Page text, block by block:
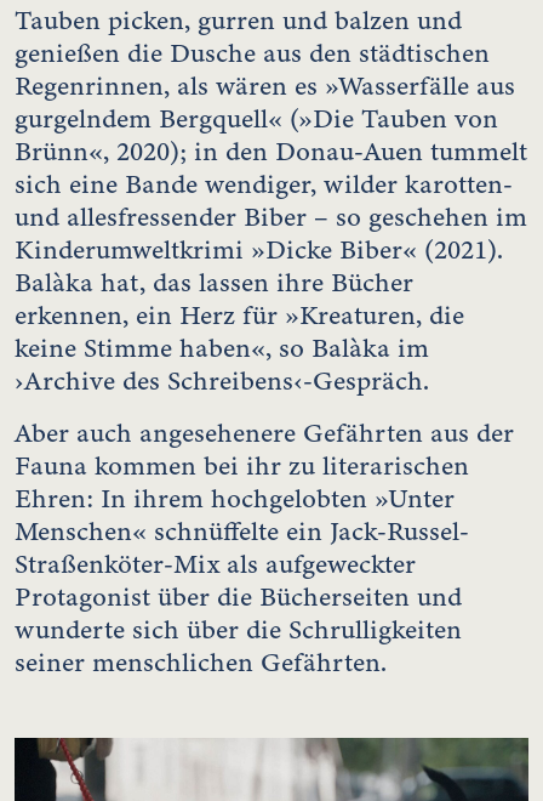
Tauben picken, gurren und balzen und
genießen die Dusche aus den städtischen
Regenrinnen, als wären es »Wasserfälle aus
gurgelndem Bergquell« (»Die Tauben von
Brünn«, 2020); in den Donau-Auen tummelt
sich eine Bande wendiger, wilder karotten-
und allesfressender Biber – so geschehen im
Kinderumweltkrimi »Dicke Biber« (2021).
Balàka hat, das lassen ihre Bücher
erkennen, ein Herz für »Kreaturen, die
keine Stimme haben«, so Balàka im
›Archive des Schreibens‹-Gespräch.
Aber auch angesehenere Gefährten aus der
Fauna kommen bei ihr zu literarischen
Ehren: In ihrem hochgelobten »Unter
Menschen« schnüffelte ein Jack-Russel-
Straßenköter-Mix als aufgeweckter
Protagonist über die Bücherseiten und
wunderte sich über die Schrulligkeiten
seiner menschlichen Gefährten.